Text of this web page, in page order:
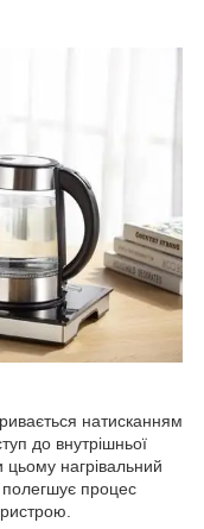
натисканням
до внутрішньої
нагрівальний
процес